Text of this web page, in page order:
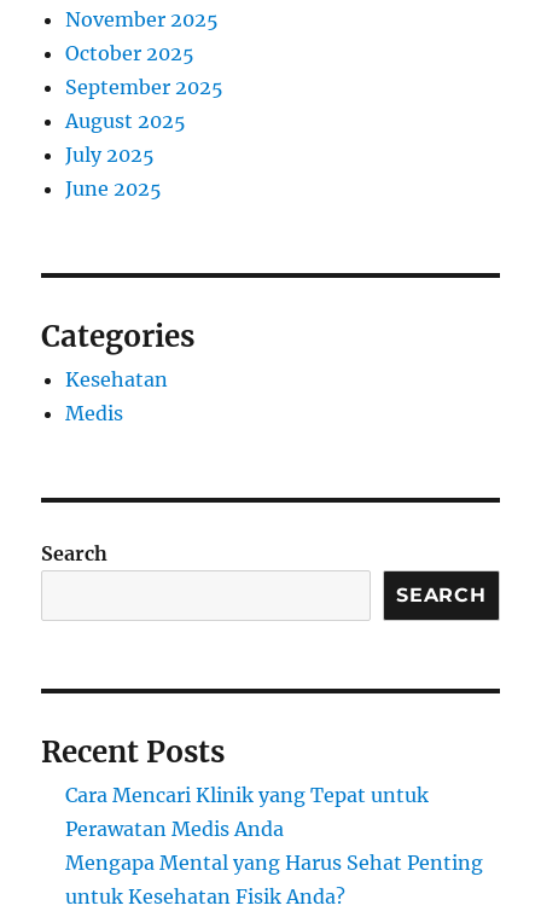
November 2025
October 2025
September 2025
August 2025
July 2025
June 2025
Categories
Kesehatan
Medis
Search
SEARCH
Recent Posts
Cara Mencari Klinik yang Tepat untuk
Perawatan Medis Anda
Mengapa Mental yang Harus Sehat Penting
untuk Kesehatan Fisik Anda?